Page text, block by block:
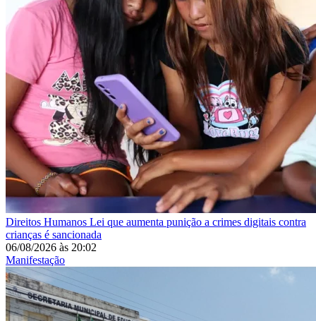
Direitos Humanos Lei que aumenta punição a crimes digitais contra
crianças é sancionada
06/08/2026 às 20:02
Manifestação